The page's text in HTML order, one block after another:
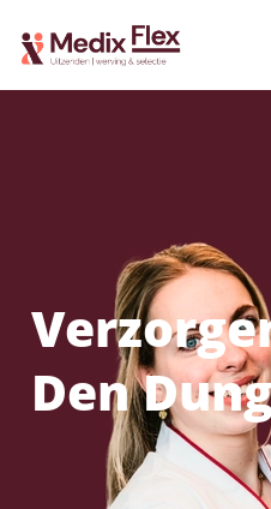
Den